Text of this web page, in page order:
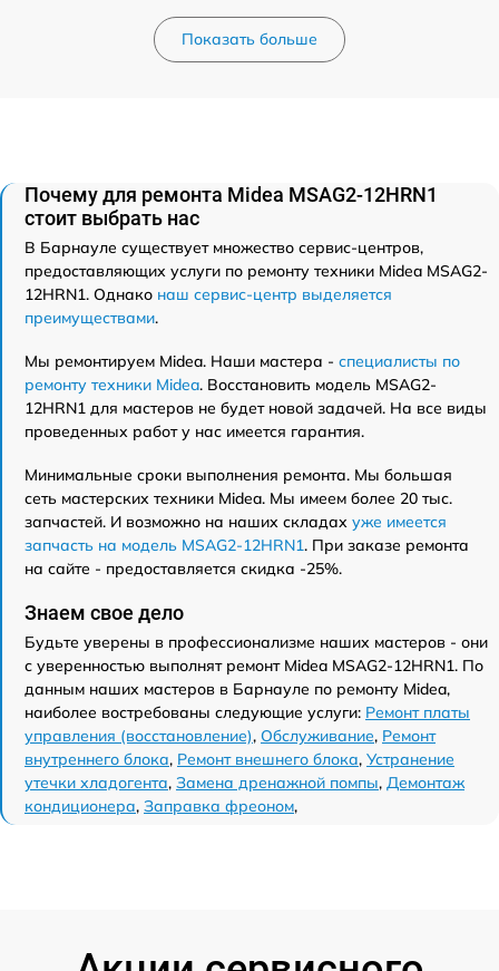
Показать больше
Почему для ремонта Midea MSAG2-12HRN1
стоит выбрать нас
В Барнауле существует множество сервис-центров,
предоставляющих услуги по ремонту техники Midea MSAG2-
12HRN1. Однако наш сервис-центр выделяется
преимуществами.
Мы ремонтируем Midea. Наши мастера - специалисты по
ремонту техники Midea. Восстановить модель MSAG2-
12HRN1 для мастеров не будет новой задачей. На все виды
проведенных работ у нас имеется гарантия.
Минимальные сроки выполнения ремонта. Мы большая
сеть мастерских техники Midea. Мы имеем более 20 тыс.
запчастей. И возможно на наших складах уже имеется
запчасть на модель MSAG2-12HRN1. При заказе ремонта
на сайте - предоставляется скидка -25%.
Знаем свое дело
Будьте уверены в профессионализме наших мастеров - они
с уверенностью выполнят ремонт Midea MSAG2-12HRN1. По
данным наших мастеров в Барнауле по ремонту Midea,
наиболее востребованы следующие услуги: Ремонт платы
управления (восстановление), Обслуживание, Ремонт
внутреннего блока, Ремонт внешнего блока, Устранение
утечки хладогента, Замена дренажной помпы, Демонтаж
кондиционера, Заправка фреоном,